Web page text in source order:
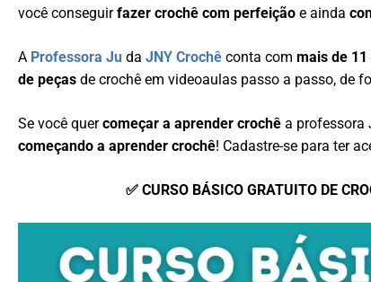
você conseguirfazer crochê com perfeiçãoe ainda
A Professora Ju daJNY Crochê conta commais de
de peças de crochê em videoaulas passo a passo, de
Se você quercomeçar a aprender crochê a
começando a aprender crochê! Cadastre-se para ter
✅ CURSO BÁSICO GRATUITO DE